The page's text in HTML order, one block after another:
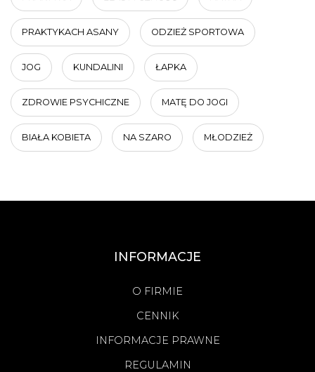
PRAKTYKACH ASANY ODZIEŻ SPORTOWA
JOG KUNDALINI ŁAPKA
ZDROWIE PSYCHICZNE MATĘ DO JOGI
BIAŁA KOBIETA NA SZARO MŁODZIEŻ
INFORMACJE
O FIRMIE
CENNIK
INFORMACJE PRAWNE
REGULAMIN